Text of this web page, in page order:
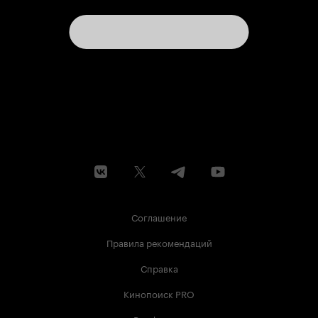
Соглашение
Правила рекомендаций
Справка
Кинопоиск PRO